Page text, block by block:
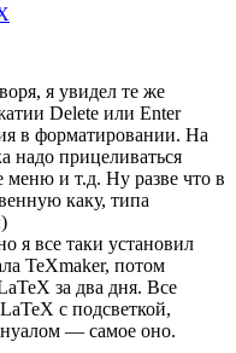
я увидел те же
Delete или Enter
в форматировании. На
надо прицеливаться
и т.д. Ну разве что в
каку, типа
я все таки установил
TeXmaker, потом
за два дня. Все
с подсветкой,
— самое оно.